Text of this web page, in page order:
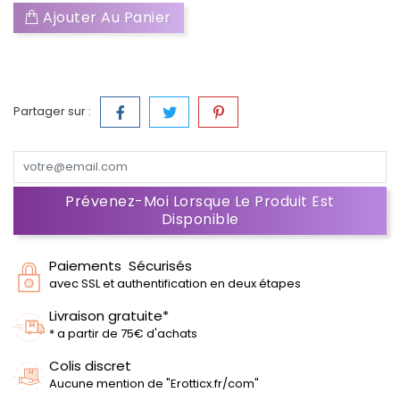
Ajouter Au Panier
Partager sur :
Prévenez-Moi Lorsque Le Produit Est
Disponible
Paiements Sécurisés
avec SSL et authentification en deux étapes
Livraison gratuite*
* a partir de 75€ d'achats
Colis discret
Aucune mention de "Erotticx.fr/com"